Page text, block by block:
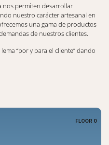
nos permiten desarrollar
nuestro carácter artesanal en
una gama de productos
de nuestros clientes.
“por y para el cliente” dando